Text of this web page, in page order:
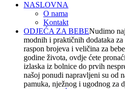
NASLOVNA
O nama
Kontakt
ODJEĆA ZA BEBENudimo
modnih i praktičnih dodataka
raspon brojeva i veličina za
godine života, ovdje ćete
izlaska iz bolnice do prvih
našoj ponudi napravljeni su od
pamuka, nježnog i ugodnog za